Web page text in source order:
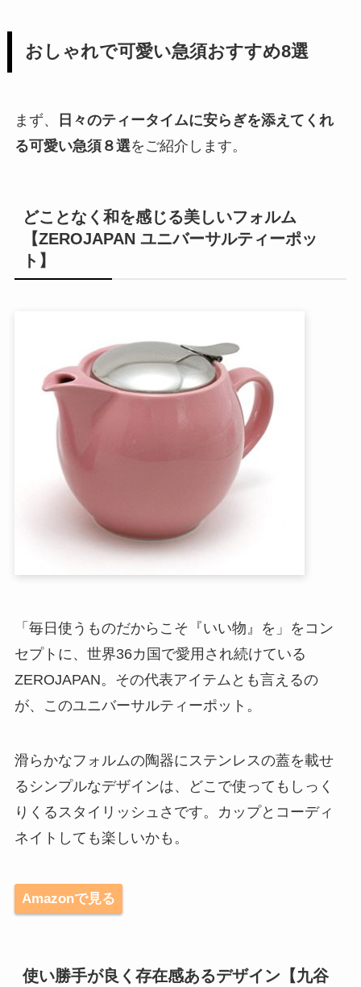
おしゃれで可愛い急須おすすめ8選
まず、
日々のティータイムに安らぎを添えてくれ
る可愛い急須８選をご紹介します。
どことなく和を感じる美しいフォルム
【ZEROJAPAN ユニバーサルティーポッ
ト】
「毎日使うものだからこそ『いい物』を」をコン
セプトに、世界36カ国で愛用され続けている
ZEROJAPAN。その代表アイテムとも言えるの
が、このユニバーサルティーポット。
滑らかなフォルムの陶器にステンレスの蓋を載せ
るシンプルなデザインは、どこで使ってもしっく
りくるスタイリッシュさです。カップとコーディ
ネイトしても楽しいかも。
Amazonで見る
使い勝手が良く存在感あるデザイン【九谷